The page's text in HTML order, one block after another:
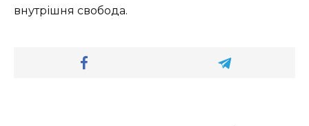
внутрішня свобода.